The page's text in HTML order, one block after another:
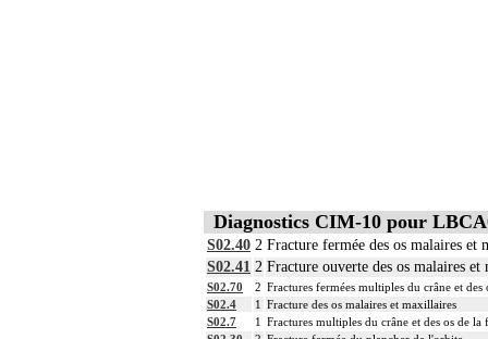
Diagnostics CIM-10 pour
S02.40 2 Fracture fermée des os malaires et
S02.41 2 Fracture ouverte des os malaires et
S02.70 2 Fractures fermées multiples du crâne et des
S02.4
1 Fracture des os malaires et maxillaires
S02.7
1 Fractures multiples du crâne et des os de la